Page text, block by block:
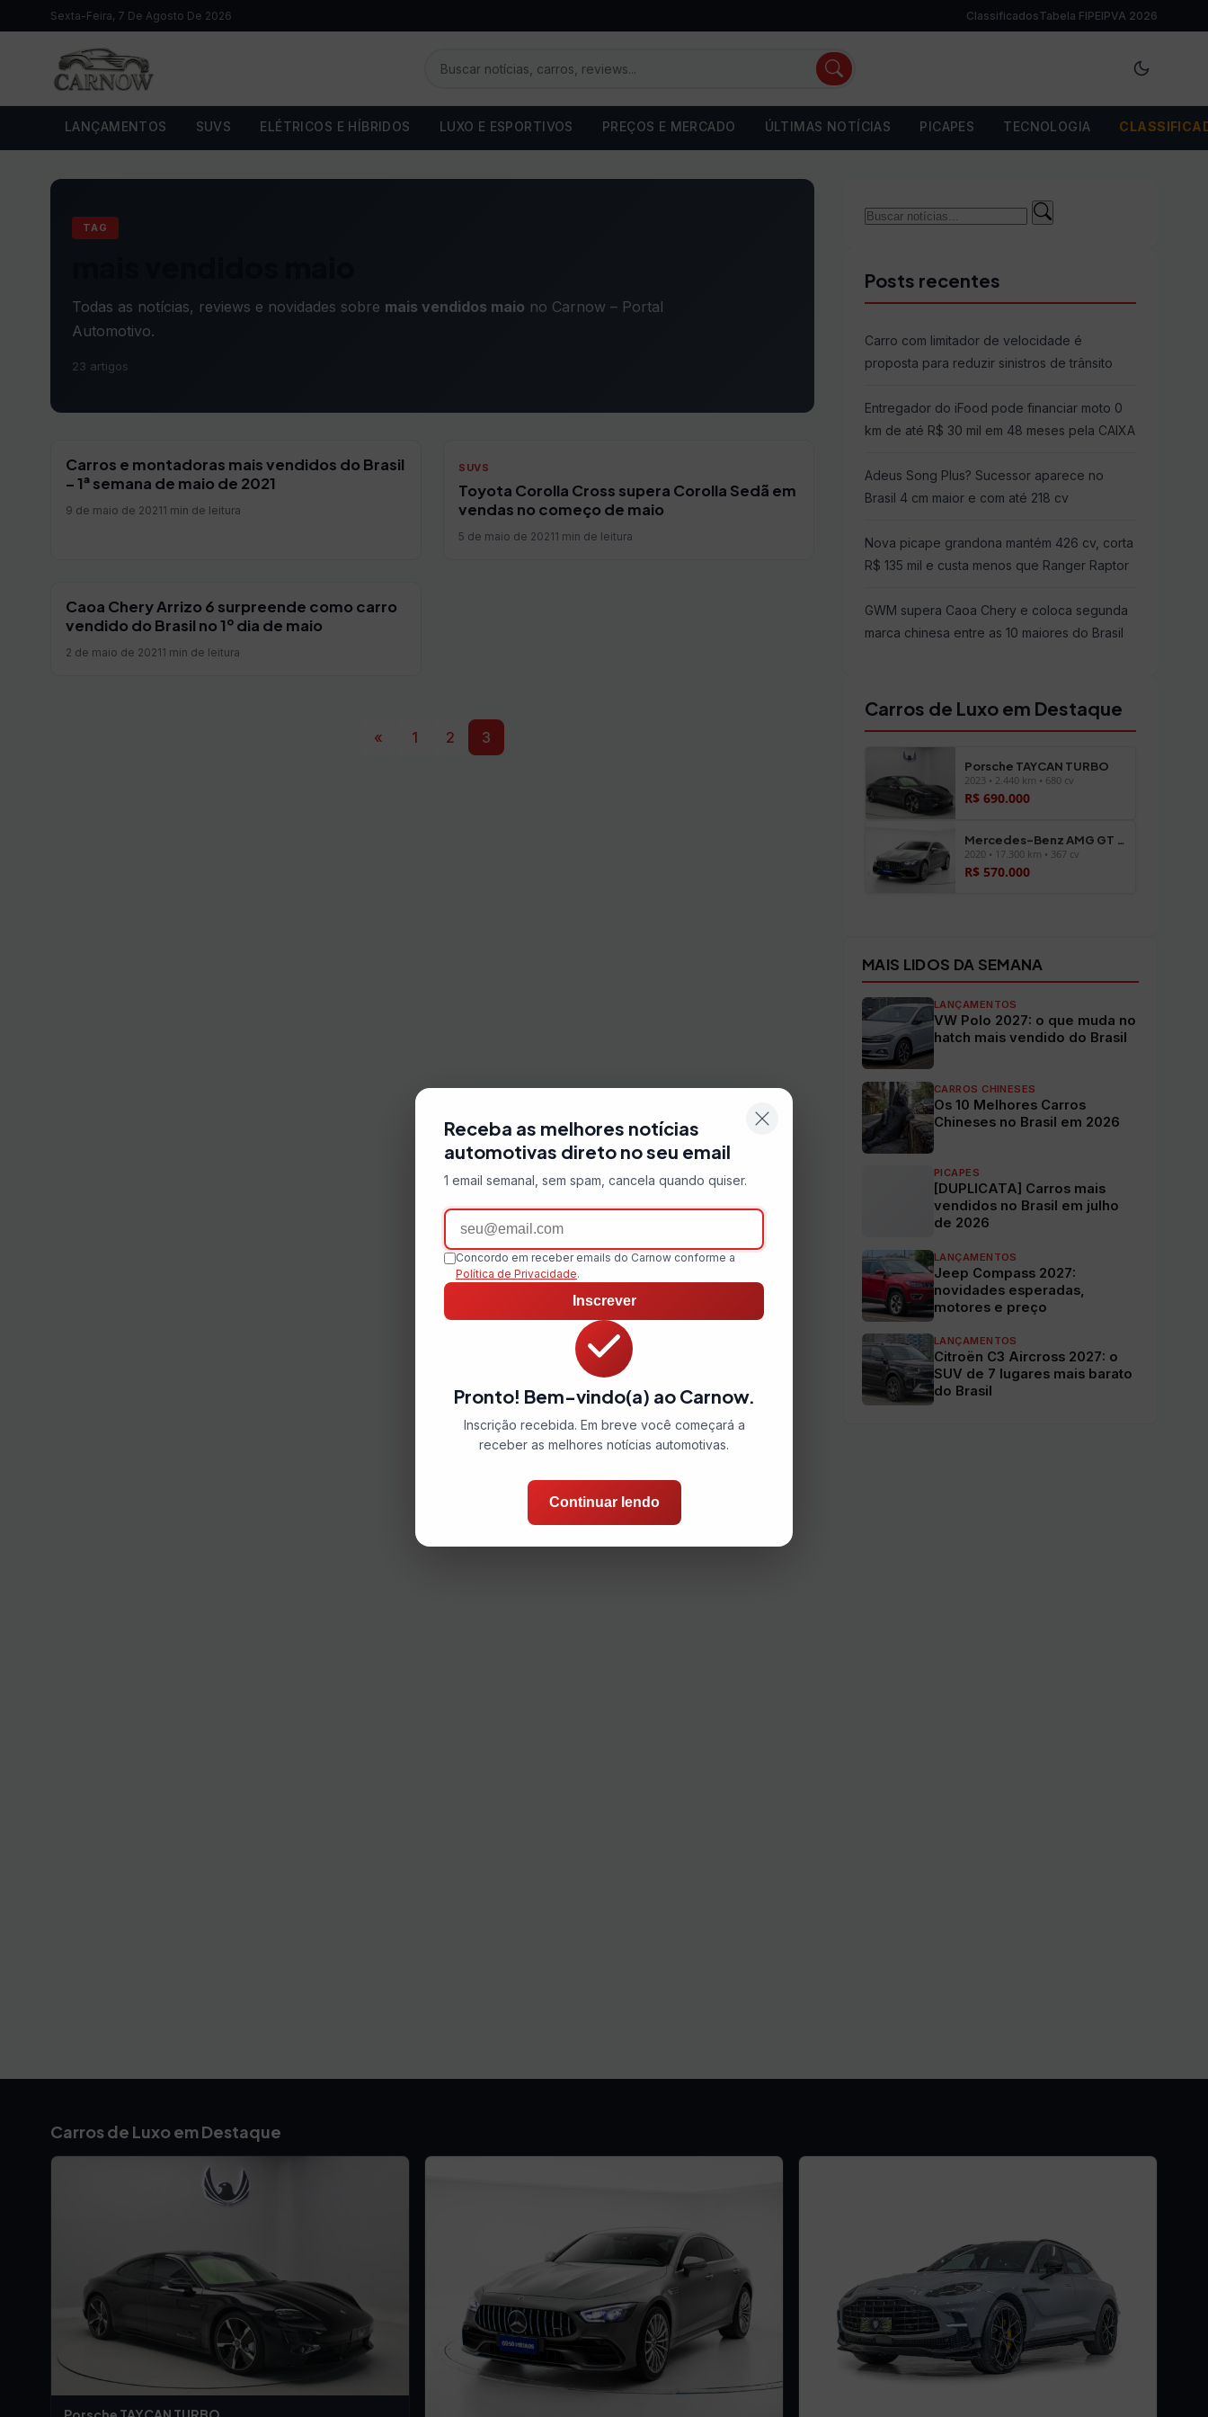
Sexta-Feira, 7 De Agosto De 2026 ClassificadosTabela FIPEIPVA 2026
LANÇAMENTOS SUVS ELÉTRICOS E HÍBRIDOS LUXO E ESPORTIVOS PREÇOS E MERCADO ÚLTIMAS NOTÍCIAS PICAPES TECNOLOGIA
TAG
Todas as notícias, reviews e novidades sobre mais vendidos maio no Carnow – Portal
Automotivo.
23 artigos
Carros e montadoras mais vendidos do Brasil
– 1ª semana de maio de 2021
9 de maio de 20211 min de leitura
SUVS
Toyota Corolla Cross supera Corolla Sedã em
vendas no começo de maio
5 de maio de 20211 min de leitura
Caoa Chery Arrizo 6 surpreende como carro
vendido do Brasil no 1º dia de maio
2 de maio de 20211 min de leitura
« 1 2 3
Buscar
Buscar
Posts recentes
Carro com limitador de velocidade é
proposta para reduzir sinistros de trânsito
Entregador do iFood pode financiar moto 0
km de até R$ 30 mil em 48 meses pela CAIXA
Adeus Song Plus? Sucessor aparece no
Brasil 4 cm maior e com até 218 cv
Nova picape grandona mantém 426 cv, corta
R$ 135 mil e custa menos que Ranger Raptor
GWM supera Caoa Chery e coloca segunda
marca chinesa entre as 10 maiores do Brasil
Carros de Luxo em Destaque
Porsche TAYCAN TURBO
2023 • 2.440 km • 680 cv
R$ 690.000
Mercedes-Benz AMG GT 43 4-DOOR
2020 • 17.300 km • 367 cv
R$ 570.000
MAIS LIDOS DA SEMANA
LANÇAMENTOS
VW Polo 2027: o que muda no
hatch mais vendido do Brasil
CARROS CHINESES
Os 10 Melhores Carros
Chineses no Brasil em 2026
PICAPES
[DUPLICATA] Carros mais
vendidos no Brasil em julho
de 2026
LANÇAMENTOS
Jeep Compass 2027:
novidades esperadas,
motores e preço
LANÇAMENTOS
Citroën C3 Aircross 2027: o
SUV de 7 lugares mais barato
do Brasil
Carros de Luxo em Destaque
Receba as melhores notícias
automotivas direto no seu email
1 email semanal, sem spam, cancela quando quiser.
Email
Concordo em receber emails do Carnow conforme a
Política de Privacidade.
Inscrever
Pronto! Bem-vindo(a) ao Carnow.
Inscrição recebida. Em breve você começará a
receber as melhores notícias automotivas.
Continuar lendo